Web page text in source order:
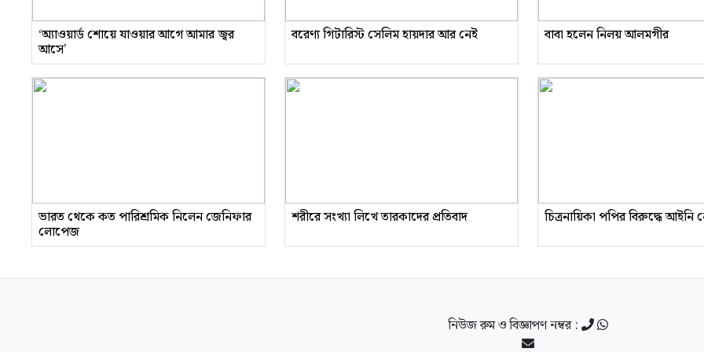
‘অ্যাওয়ার্ড শোয়ে যাওয়ার আগে আমার জ্বর
আসে’
বরেণ্য গিটারিস্ট সেলিম হায়দার আর নেই বাবা হলেন নিলয় আলমগীর
ভারত থেকে কত পারিশ্রমিক নিলেন জেনিফার
লোপেজ
শরীরে সংখ্যা লিখে তারকাদের প্রতিবাদ চিত্রনায়িকা পপির বিরুদ্ধে আইনি
নিউজ রুম ও বিজ্ঞাপণ নম্বর :